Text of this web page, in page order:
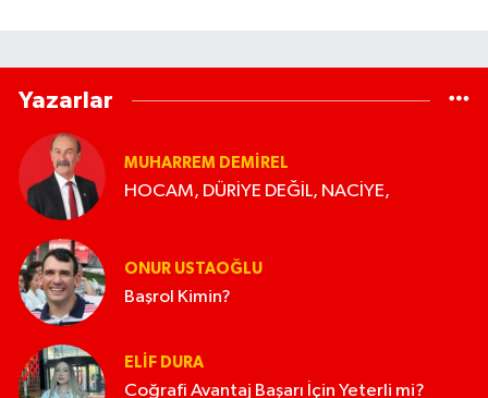
Yazarlar
MUHARREM DEMIREL
HOCAM, DÜRİYE DEĞİL, NACİYE,
ONUR USTAOĞLU
Başrol Kimin?
ELIF DURA
Coğrafi Avantaj Başarı İçin Yeterli mi?